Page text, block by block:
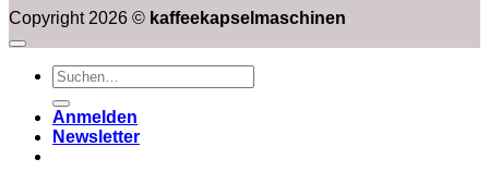
Copyright 2026 © kaffeekapselmaschinen
Suchen
nach:
Anmelden
Newsletter